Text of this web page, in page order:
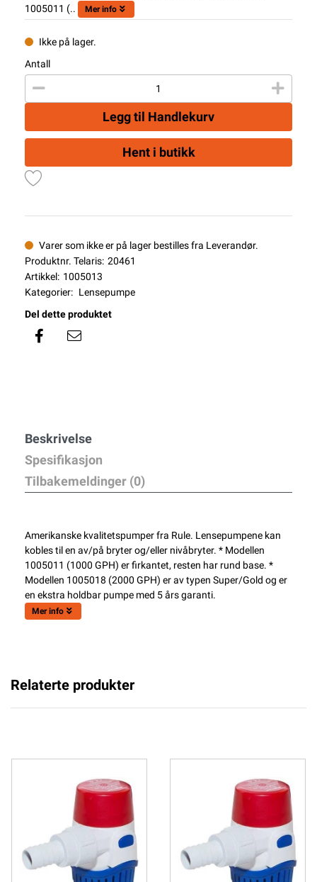
1005011 (..
Mer info
Ikke på lager.
Antall
Legg til Handlekurv
Hent i butikk
Varer som ikke er på lager bestilles fra Leverandør.
Produktnr. Telaris: 20461
Artikkel: 1005013
Kategorier: Lensepumpe
Del dette produktet
Beskrivelse
Spesifikasjon
Tilbakemeldinger (0)
Amerikanske kvalitetspumper fra Rule. Lensepumpene kan
kobles til en av/på bryter og/eller nivåbryter. * Modellen
1005011 (1000 GPH) er firkantet, resten har rund base. *
Modellen 1005018 (2000 GPH) er av typen Super/Gold og er
en ekstra holdbar pumpe med 5 års garanti.
Mer info
Relaterte produkter